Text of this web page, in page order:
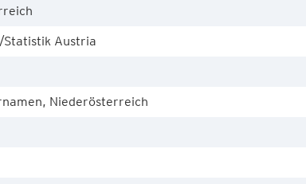
Statistik Austria
Niederösterreich